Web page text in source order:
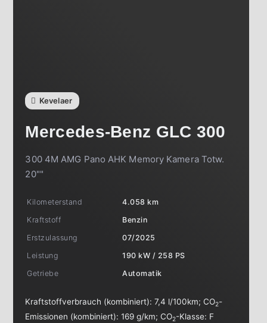
Kevelaer
Mercedes-Benz GLC 300
300 4M AMG Pano AHK Memory Kamera Totw.
20""
Kilometerstand
4.058 km
Kraftstoff
Benzin
Erstzulassung
07/2025
Leistung
190 kW / 258 PS
Getriebe
Automatik
Kraftstoffverbrauch (kombiniert):7,4 l/100km;CO2-
Emissionen (kombiniert):169 g/km;CO2-Klasse: F